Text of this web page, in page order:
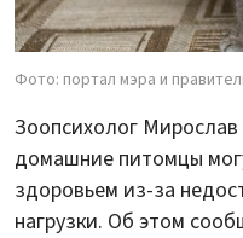
Фото: портал мэра и
Зоопсихолог Мирослав
домашние питомцы
здоровьем из-за
нагрузки. Об этом